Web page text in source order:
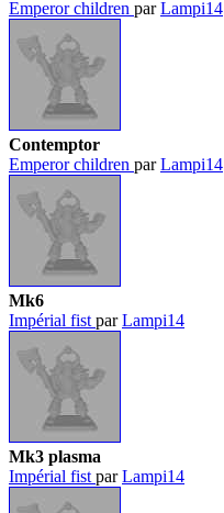
Emperor children parLampi14
Contemptor
Emperor children parLampi14
Mk6
Impérial fist parLampi14
Mk3 plasma
Impérial fist parLampi14